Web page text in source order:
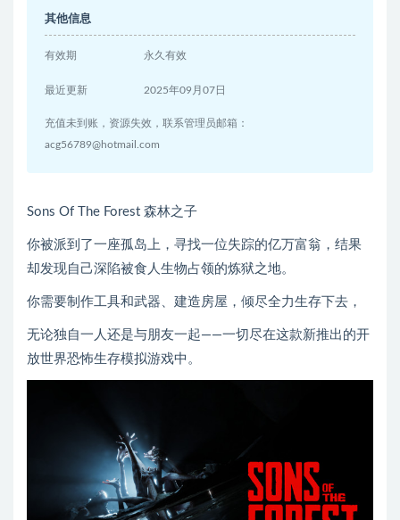
其他信息
有效期 永久有效
最近更新 2025年09月07日
充值未到账，资源失效，联系管理员邮箱：
acg56789@hotmail.com
Sons Of The Forest 森林之子
你被派到了一座孤岛上，寻找一位失踪的亿万富翁，结果
却发现自己深陷被食人生物占领的炼狱之地。
你需要制作工具和武器、建造房屋，倾尽全力生存下去，
无论独自一人还是与朋友一起——一切尽在这款新推出的开
放世界恐怖生存模拟游戏中。